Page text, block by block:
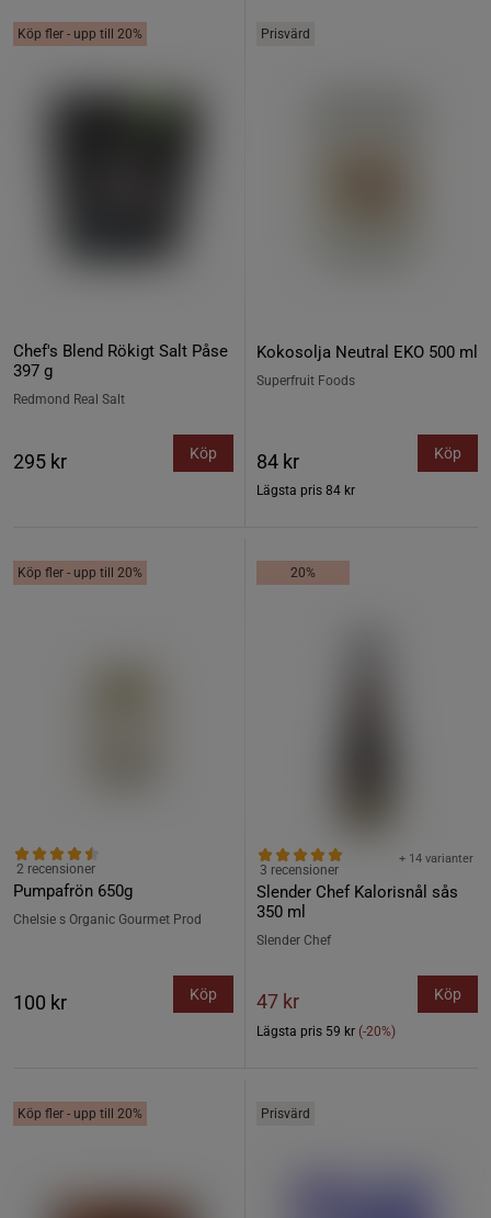
Köp fler - upp till 20%
Chef's Blend Rökigt Salt Påse
397 g
Redmond Real Salt
295 kr Köp
Prisvärd
Kokosolja Neutral EKO 500 ml
Superfruit Foods
84 kr
Lägsta pris 84 kr
Köp
Köp fler - upp till 20%
Pumpafrön 650g
2 recensioner
Chelsie s Organic Gourmet Prod
100 kr Köp
20%
Slender Chef Kalorisnål sås
350 ml
+ 14 varianter
3 recensioner
Slender Chef
47 kr
Lägsta pris 59 kr (-20%)
Köp
Köp fler - upp till 20% Prisvärd